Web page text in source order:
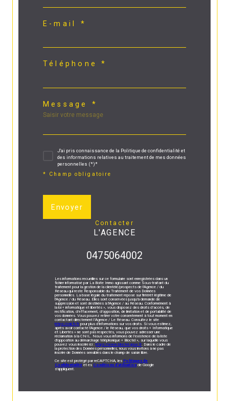
E-mail *
Téléphone *
Message *
J'ai pris connaissance de la Politique de confidentialité et
des informations relatives au traitement de mes données
personnelles (*)*
* Champ obligatoire
Envoyer
contacter
L'AGENCE
0475064002
Les informations recueillies sur ce formulaire sont enregistrées dans un
fichier informatisé par La Boite Immo agissant comme Sous-traitant du
traitement pour la gestion de la clientèle/prospects de l'Agence / du
Réseau qui reste Responsable du Traitement de vos Données
personnelles. La base légale du traitement repose sur l'intérêt légitime de
l'Agence / du Réseau. Elles sont conservées jusqu'à demande de
suppression et sont destinées à l'Agence / au Réseau. Conformément à
la loi « informatique et libertés », vous disposez des droits d’accès, de
rectification, d’effacement, d’opposition, de limitation et de portabilité de
vos données. Vous pouvez retirer votre consentement à tout moment en
contactant directement l’Agence / Le Réseau. Consultez le site
https://cnil.fr/fr pour plus d’informations sur vos droits. Si vous estimez,
après avoir contacté l'Agence / le Réseau, que vos droits « Informatique
et Libertés » ne sont pas respectés, vous pouvez adresser une
réclamation à la CNIL. Nous vous informons de l’existence de la liste
d'opposition au démarchage téléphonique « Bloctel », sur laquelle vous
pouvez vous inscrire ici :https://www.bloctel.gouv.fr . Dans le cadre de
la protection des Données personnelles, nous vous invitons à ne pas
inscrire de Données sensibles dans le champ de saisie libre.
Ce site est protégé par reCAPTCHA, les Politiques de
Confidentialité et es Conditions d'utilisation de Google
s'appliquent.